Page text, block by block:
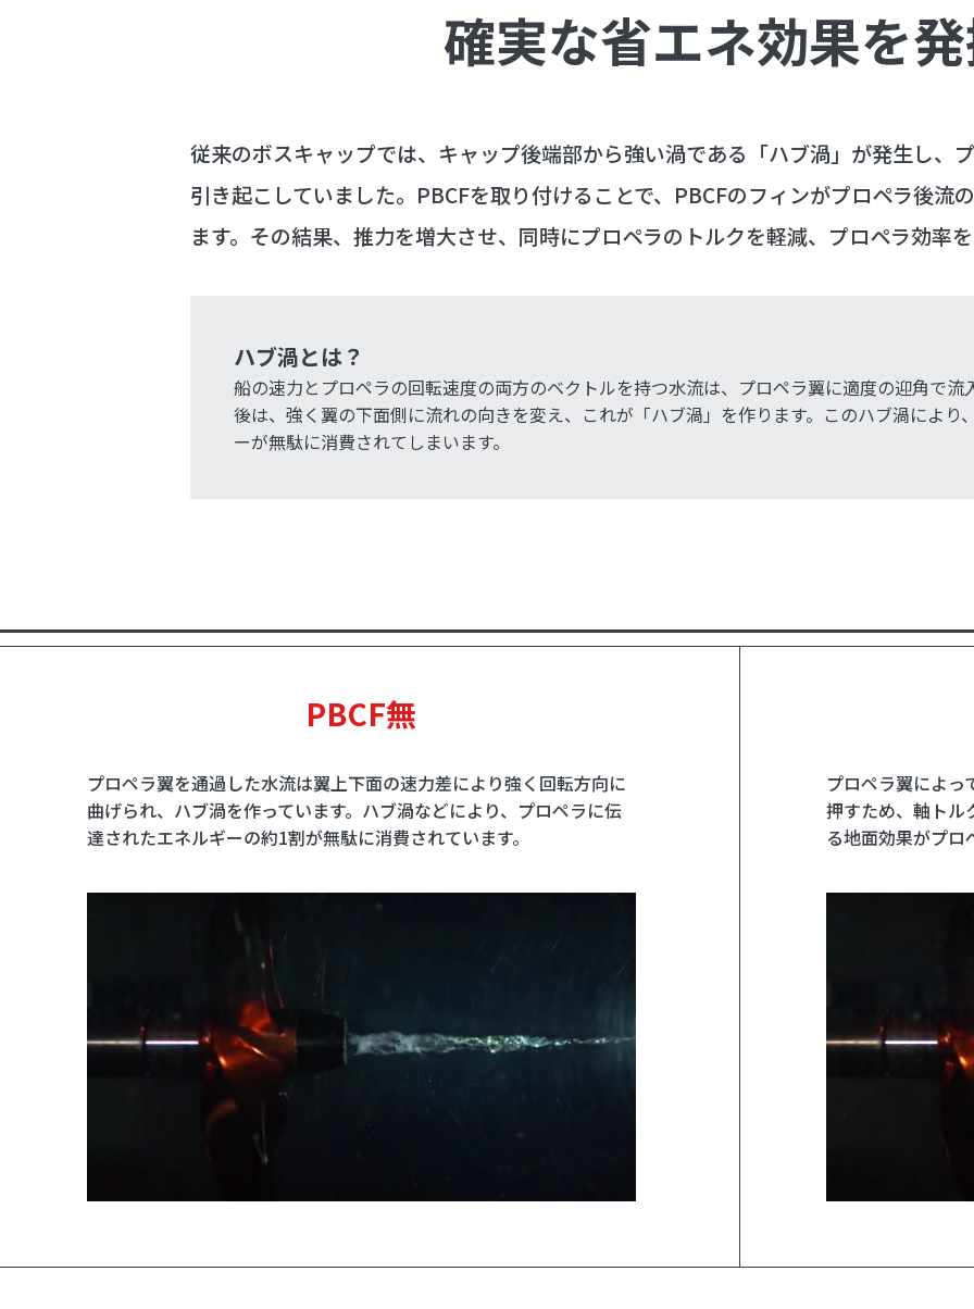
確実な省エネ効果を
従来のボスキャップでは、キャップ後端部から強い渦である「ハブ渦」が発生し、
引き起こしていました。PBCFを取り付けることで、PBCFのフィンがプロペラ後流
ます。その結果、推力を増大させ、同時にプロペラのトルクを軽減、プロペラ効率
ハブ渦とは？
船の速力とプロペラの回転速度の両方のベクトルを持つ水流は、プロペラ翼に適度の迎角で流
後は、強く翼の下面側に流れの向きを変え、これが「ハブ渦」を作ります。このハブ渦により
ーが無駄に消費されてしまいます。
PBCF無
プロペラ翼を通過した水流は翼上下面の速力差により強く回転方向に
曲げられ、ハブ渦を作っています。ハブ渦などにより、プロペラに伝
達されたエネルギーの約1割が無駄に消費されています。
プロペラ翼によ
押すため、軸トル
る地面効果がプロ